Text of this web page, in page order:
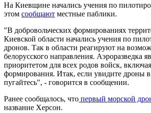
На Киевщине начались учения по
этом сообщают местные паблики.
"В добровольческих формированиях
Киевской области начались учения по
дронов. Так в области реагируют на
белорусского направления. Аэроразведка
приоритетом для всех родов войск,
формирования. Итак, если увидите дроны
пугайтесь", - говорится в сообщении.
Ранее сообщалось, что первый морской
название Херсон.